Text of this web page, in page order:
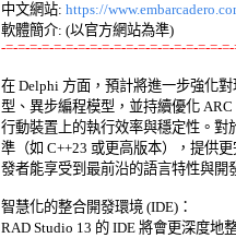
中文網站: https://
-=-=-=-=-=-=-=-=-=-=-=-=-=-=-=-=-=-=-
在 Delphi 方面，預計將進一步強化
型、異步編程模型，並持續優化
行動裝置上的執行效率與穩定性。對
準（如 C++23 或更高版本），提供
發者能享受到最前沿的語言特性與開
智慧化的整合開發環境 (IDE)：
RAD Studio 13 的 IDE 將會更深度